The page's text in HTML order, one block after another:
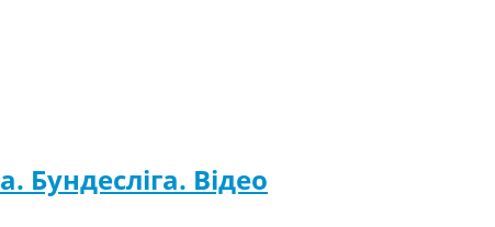
Бундесліга. Відео